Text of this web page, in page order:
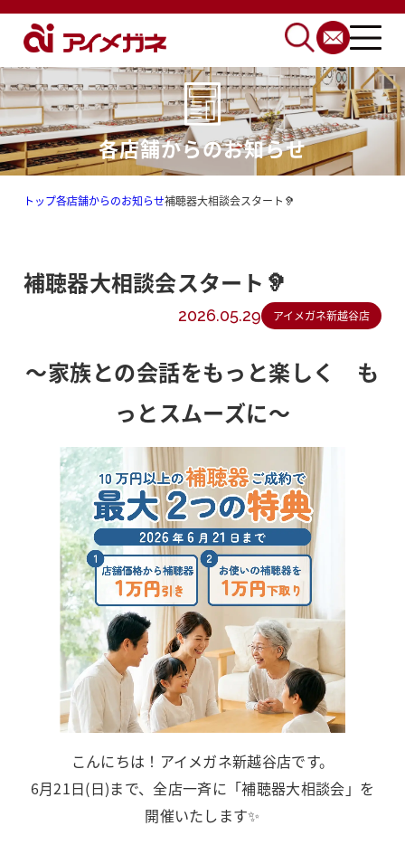
各店舗からのお知らせ
トップ各店舗からのお知らせ補聴器大相談会スタート🦻
補聴器大相談会スタート🦻
2026.05.29 アイメガネ新越谷店
～家族との会話をもっと楽しく も
っとスムーズに～
こんにちは！アイメガネ新越谷店です。
6月21日(日)まで、全店一斉に「補聴器大相談会」を
開催いたします✨